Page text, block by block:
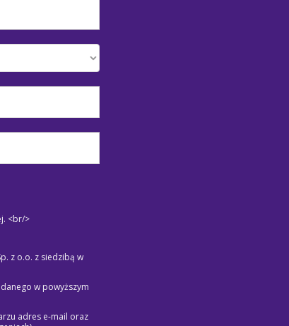
<br/>
z o.o. z siedzibą w
w powyższym
adres e-mail oraz